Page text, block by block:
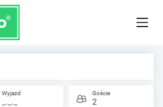
Wyjazd
_._._
Goście
2